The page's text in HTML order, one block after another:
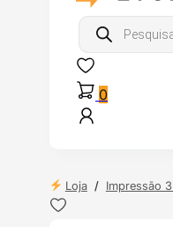
Products
search
0
Loja / Impressão